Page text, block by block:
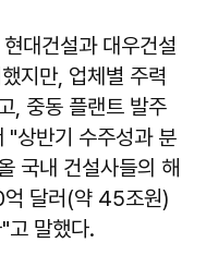
대건설과 대우건설
지만, 업체별 주력
, 중동 플랜트 발주
"상반기 수주성과 분
국내 건설사들의 해
달러(약 45조원)
고 말했다.